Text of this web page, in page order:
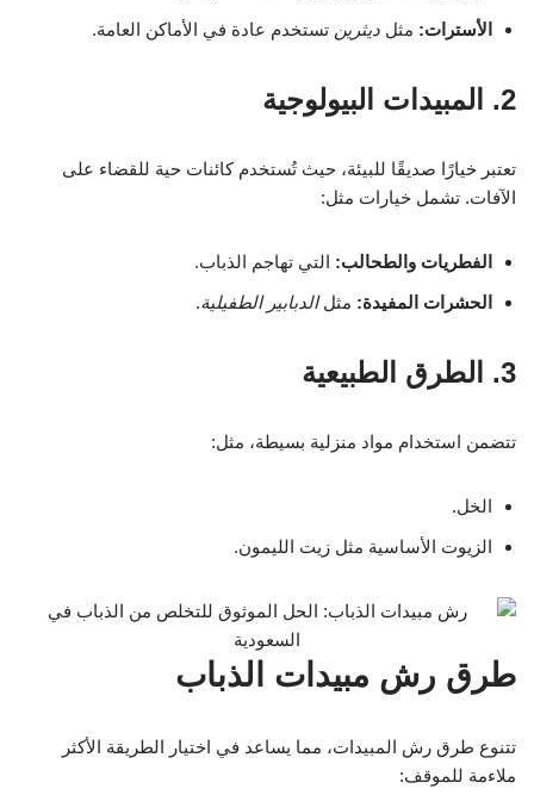
الأسترات: مثل ديثرين تستخدم عادة في الأماكن العامة.
2. المبيدات البيولوجية
تعتبر خيارًا صديقًا للبيئة، حيث تُستخدم كائنات حية للقضاء على
الآفات. تشمل خيارات مثل:
الفطريات والطحالب: التي تهاجم الذباب.
الحشرات المفيدة: مثلالدبابير الطفيلية.
3. الطرق الطبيعية
تتضمن استخدام مواد منزلية بسيطة، مثل:
الخل.
الزيوت الأساسية مثل زيت الليمون.
طرق رش مبيدات الذباب
تتنوع طرق رش المبيدات، مما يساعد في اختيار الطريقة الأكثر
ملاءمة للموقف: